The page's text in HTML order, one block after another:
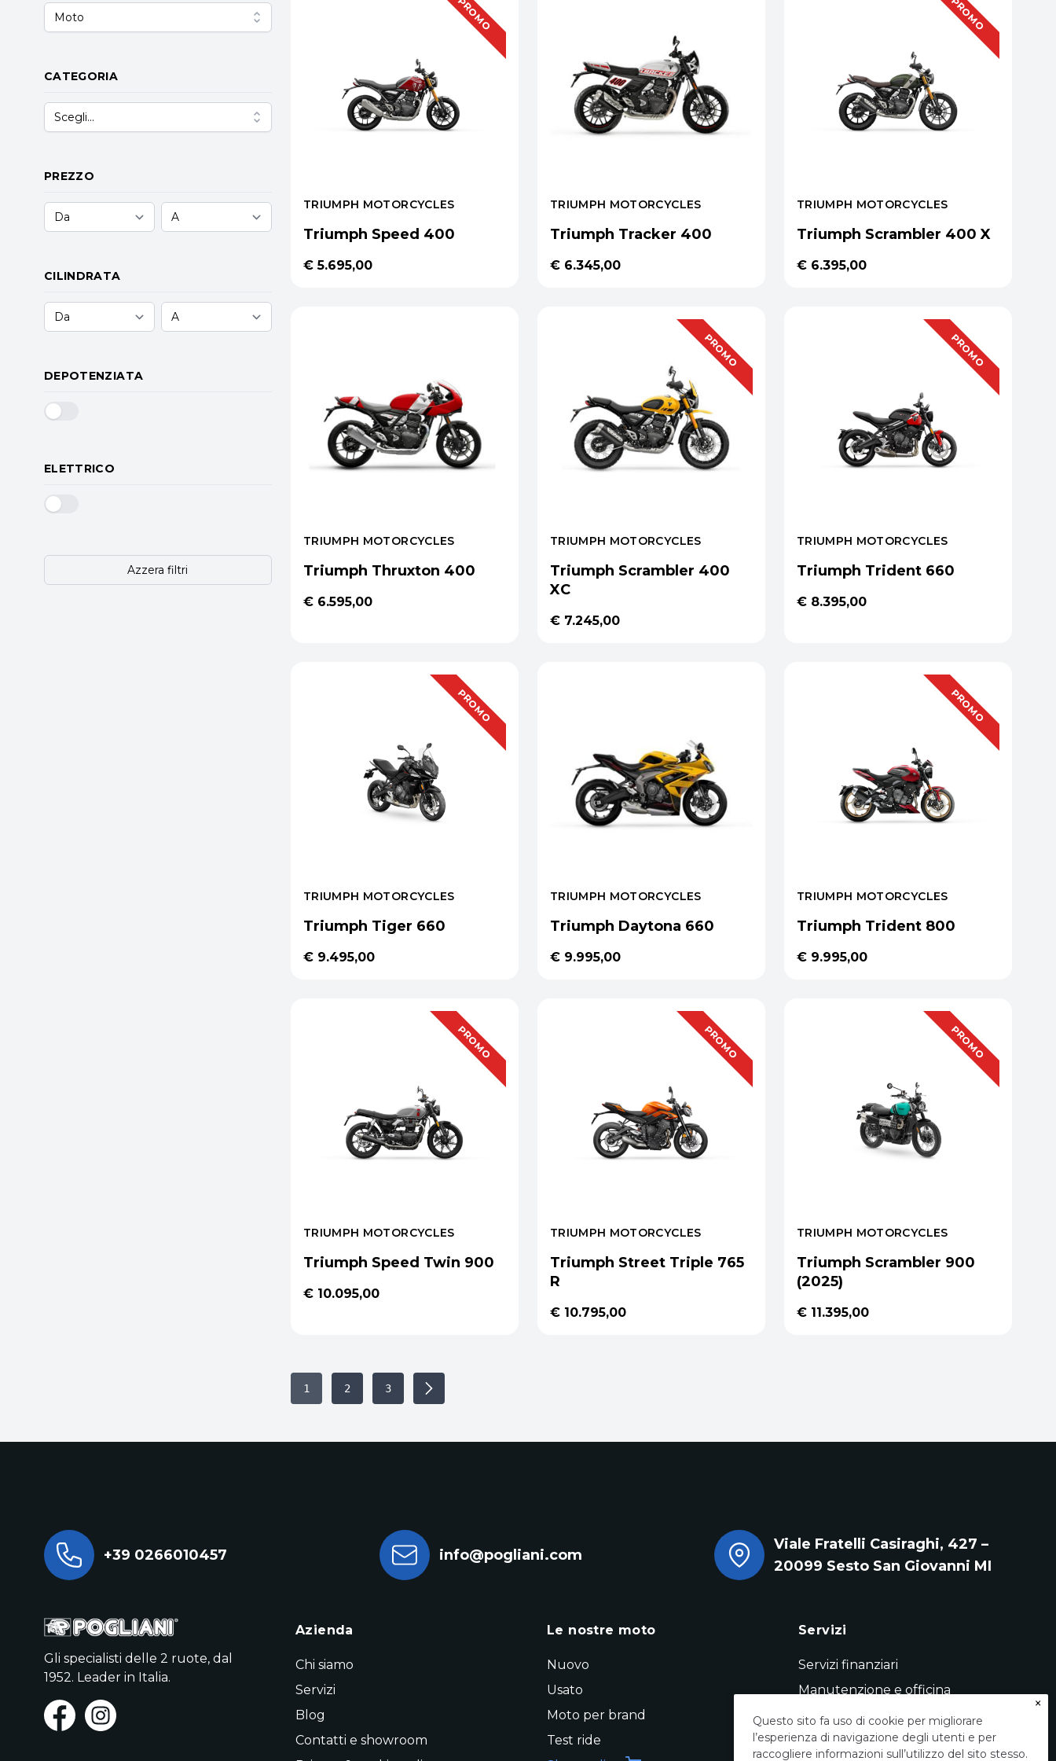
Moto
CATEGORIA
Scegli...
PREZZO
CILINDRATA
DEPOTENZIATA
ELETTRICO
Azzera filtri
PROMO
TRIUMPH MOTORCYCLES
Triumph Speed 400
€ 5.695,00
TRIUMPH MOTORCYCLES
Triumph Tracker 400
€ 6.345,00
PROMO
TRIUMPH MOTORCYCLES
Triumph Scrambler 400 X
€ 6.395,00
TRIUMPH MOTORCYCLES
Triumph Thruxton 400
€ 6.595,00
PROMO
TRIUMPH MOTORCYCLES
Triumph Scrambler 400
XC
€ 7.245,00
PROMO
TRIUMPH MOTORCYCLES
Triumph Trident 660
€ 8.395,00
PROMO
TRIUMPH MOTORCYCLES
Triumph Tiger 660
€ 9.495,00
TRIUMPH MOTORCYCLES
Triumph Daytona 660
€ 9.995,00
PROMO
TRIUMPH MOTORCYCLES
Triumph Trident 800
€ 9.995,00
PROMO
TRIUMPH MOTORCYCLES
Triumph Speed Twin 900
€ 10.095,00
PROMO
TRIUMPH MOTORCYCLES
Triumph Street Triple 765
R
€ 10.795,00
PROMO
TRIUMPH MOTORCYCLES
Triumph Scrambler 900
(2025)
€ 11.395,00
1 2 3
+39 0266010457 info@pogliani.com
Viale Fratelli Casiraghi, 427 –
20099 Sesto San Giovanni MI
Gli specialisti delle 2 ruote, dal
1952. Leader in Italia.
Azienda
Chi siamo
Servizi
Blog
Contatti e showroom
Le nostre moto
Nuovo
Usato
Moto per brand
Test ride
Servizi
Servizi finanziari
Manutenzione e officina
Servizio pneumatici
Conto vendita
×
Questo sito fa uso di cookie per migliorare
l’esperienza di navigazione degli utenti e per
raccogliere informazioni sull’utilizzo del sito stesso.